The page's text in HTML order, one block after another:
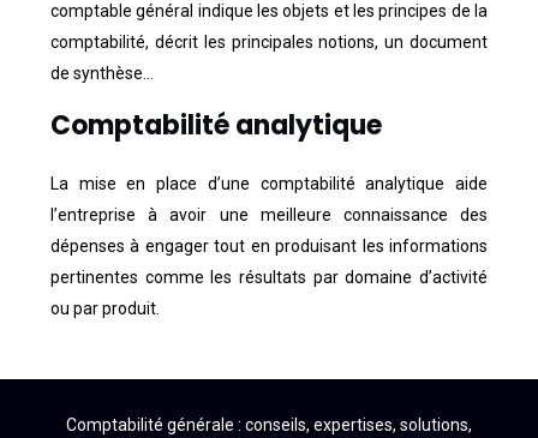
comptable général indique les objets et les principes de la
comptabilité, décrit les principales notions, un document
de synthèse…
Comptabilité analytique
La mise en place d’une comptabilité analytique aide
l’entreprise à avoir une meilleure connaissance des
dépenses à engager tout en produisant les informations
pertinentes comme les résultats par domaine d’activité
ou par produit.
Comptabilité générale : conseils, expertises, solutions,